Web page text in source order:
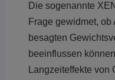
Die sogenannte
Frage gewidmet,
besagten
beeinflussen
Langzeiteffekte von